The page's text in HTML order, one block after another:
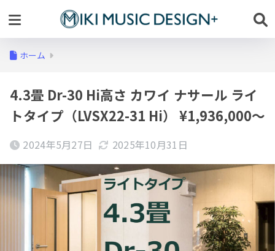
ホーム
4.3畳 Dr-30 Hi高さ カワイ ナサール ライ
トタイプ（LVSX22-31 Hi） ¥1,936,000～
2024年5月27日 2025年10月31日